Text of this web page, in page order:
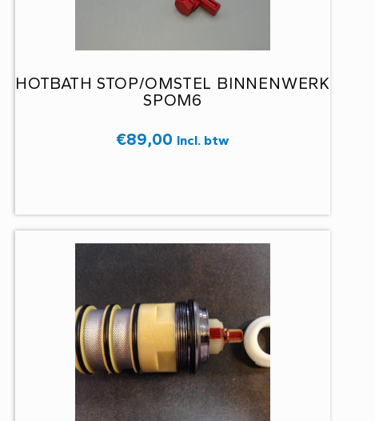
HOTBATH STOP/OMSTEL BINNENWERK
SPOM6
€89,00 Incl. btw